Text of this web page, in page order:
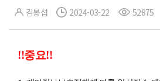
김봉섭 2024-03-22 52875
!!중요!!